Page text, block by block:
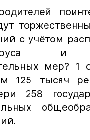
с учётом
и
мер? 1
125 тысяч
258